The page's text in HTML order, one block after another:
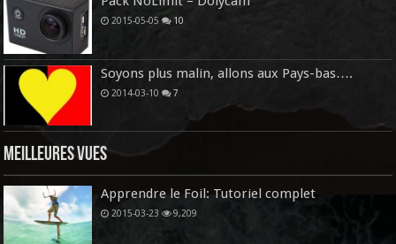
2015-05-05 10
Soyons plus malin, allons aux Pays-bas….
2014-03-10 7
Meilleures vues
Apprendre le Foil: Tutoriel complet
2015-03-23 9,209